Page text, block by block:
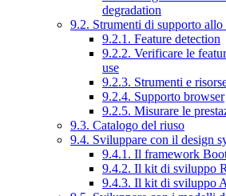
degradation
9.2. Strumenti di supporto
9.2.1. Feature detection
9.2.2. Verificare le
use
9.2.3. Strumenti e
9.2.4. Supporto browser
9.2.5. Misurare le
9.3. Catalogo del riuso
9.4. Sviluppare con il design
9.4.1. Il framework
9.4.2. Il kit di sviluppo
9.4.3. Il kit di sviluppo